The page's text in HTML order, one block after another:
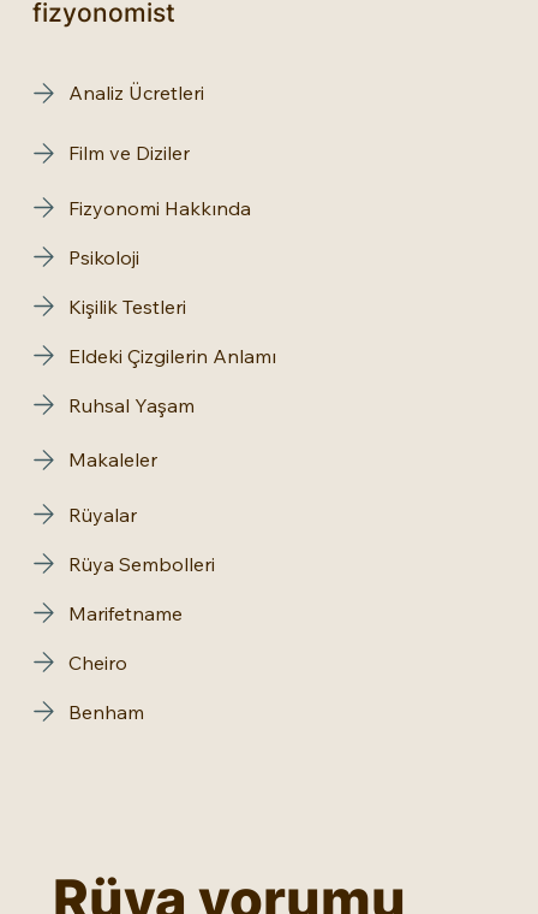
fizyonomist
Analiz Ücretleri
Film ve Diziler
Makaleler
Fizyonomi Hakkında
Psikoloji
Kişilik Testleri
Eldeki Çizgilerin Anlamı
Ruhsal Yaşam
Rüyalar
Rüya Sembolleri
Marifetname
Cheiro
Benham
Rüya yorumu